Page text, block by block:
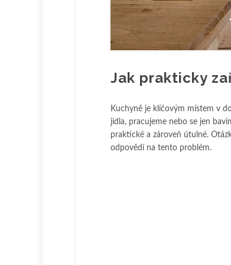
Jak prakticky
Kuchyně je klíčovým místem v
jídla, pracujeme nebo se jen
praktické a zároveň útulné.
odpovědí na tento problém.